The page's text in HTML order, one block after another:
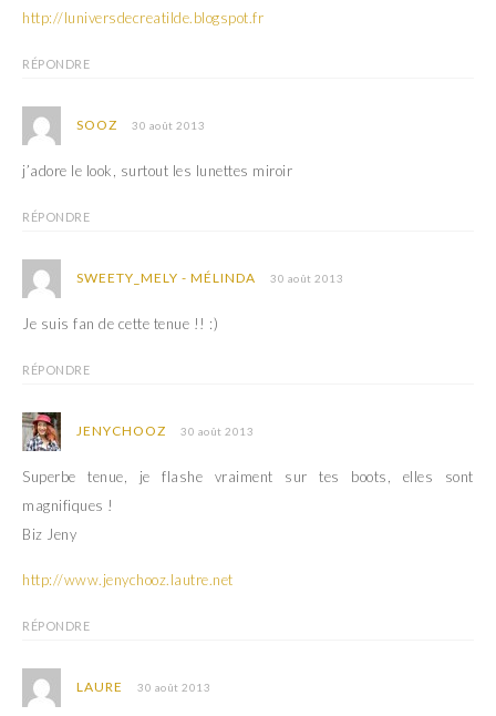
http://luniversdecreatilde.blogspot.fr
RÉPONDRE
SOOZ 30 août 2013
j’adore le look, surtout les lunettes miroir
RÉPONDRE
SWEETY_MELY - MÉLINDA 30 août 2013
Je suis fan de cette tenue !! :)
RÉPONDRE
JENYCHOOZ 30 août 2013
Superbe tenue, je flashe vraiment sur tes boots, elles sont
magnifiques !
Biz Jeny
http://www.jenychooz.lautre.net
RÉPONDRE
LAURE 30 août 2013